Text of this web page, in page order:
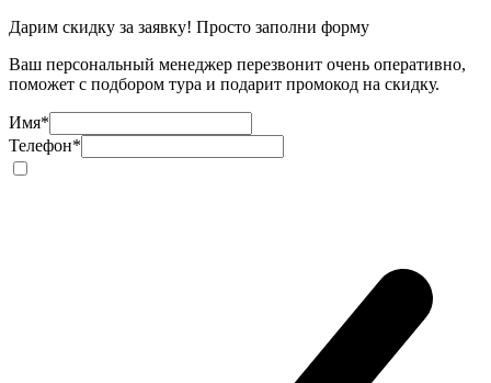
Дарим скидку за заявку! Просто заполни форму
Ваш персональный менеджер перезвонит очень оперативно,
поможет с подбором тура и подарит промокод на скидку.
Имя*
Телефон*